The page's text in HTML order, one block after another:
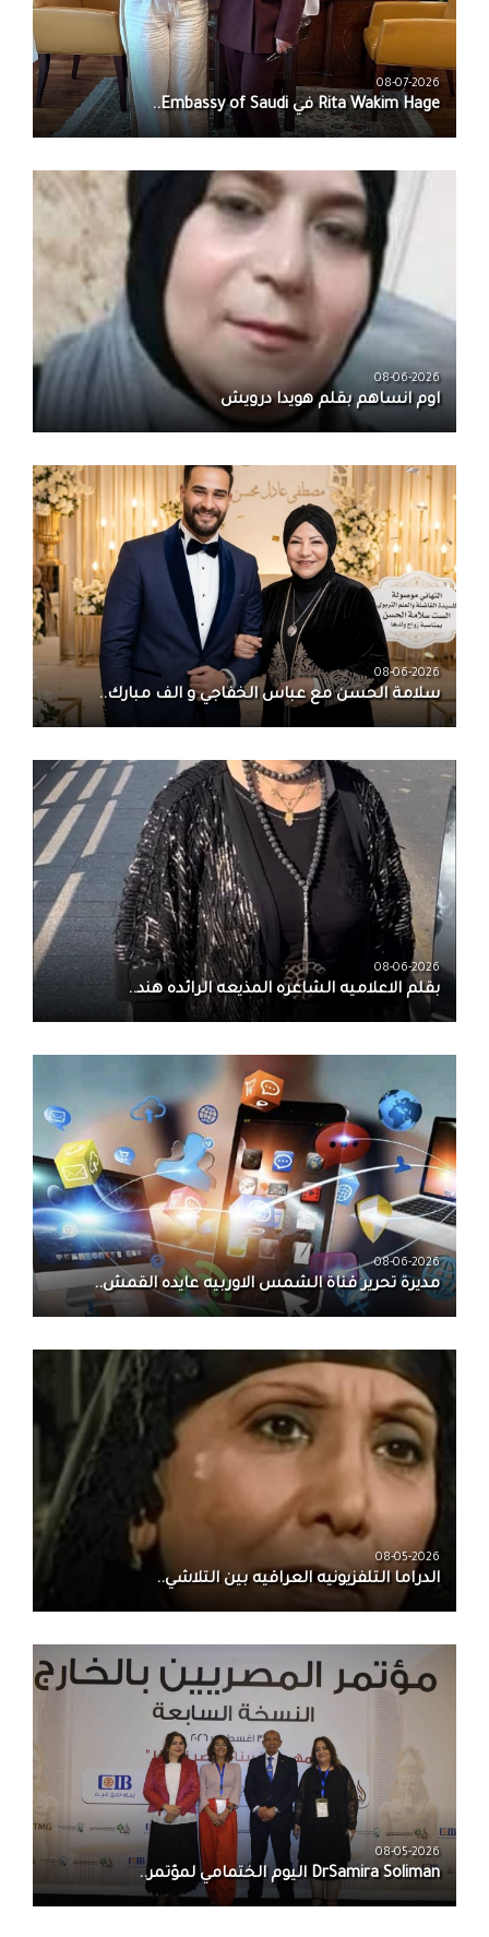
08-07-2026
08-06-2026
اوم انساهم بقلم هويدا درويش
08-06-2026
سلامة الحسن‏ مع ‏عباس الخفاجي‏ و‏ الف مبارك..
08-06-2026
بقلم الاعلاميه الشاعره المذيعه الرائده هند..
08-06-2026
مديرة تحرير قناة الشمس الاوربيه عايده القمش..
08-05-2026
الدراما التلفزيونيه العراقيه بين التلاشي..
08-05-2026
DrSamira Soliman اليوم الختمامي لمؤتمر..